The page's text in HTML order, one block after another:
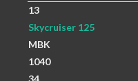
13
Skycruiser 125
MBK
1040
34